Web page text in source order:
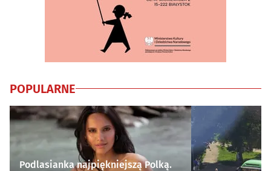
POPULARNE
Podlasianka najpiękniejszą Polką.